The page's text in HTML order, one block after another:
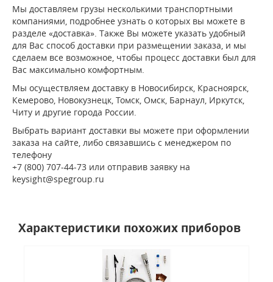
Мы доставляем грузы несколькими транспортными
компаниями, подробнее узнать о которых вы можете в
разделе «доставка». Также Вы можете указать удобный
для Вас способ доставки при размещении заказа, и мы
сделаем все возможное, чтобы процесс доставки был для
Вас максимально комфортным.
Мы осуществляем доставку в Новосибирск, Красноярск,
Кемерово, Новокузнецк, Томск, Омск, Барнаул, Иркутск,
Читу и другие города России.
Выбрать вариант доставки вы можете при оформлении
заказа на сайте, либо связавшись с менеджером по
телефону
+7 (800) 707-44-73 или отправив заявку на
keysight@spegroup.ru
Характеристики похожих приборов